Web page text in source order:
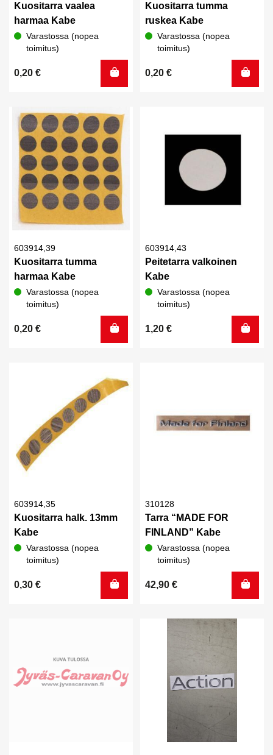
Kuositarra vaalea
harmaa Kabe
Varastossa (nopea
toimitus)
0,20 €
Kuositarra tumma
ruskea Kabe
Varastossa (nopea
toimitus)
0,20 €
603914,39
Kuositarra tumma
harmaa Kabe
Varastossa (nopea
toimitus)
0,20 €
603914,43
Peitetarra valkoinen
Kabe
Varastossa (nopea
toimitus)
1,20 €
603914,35
Kuositarra halk. 13mm
Kabe
Varastossa (nopea
toimitus)
0,30 €
310128
Tarra “MADE FOR
FINLAND” Kabe
Varastossa (nopea
toimitus)
42,90 €